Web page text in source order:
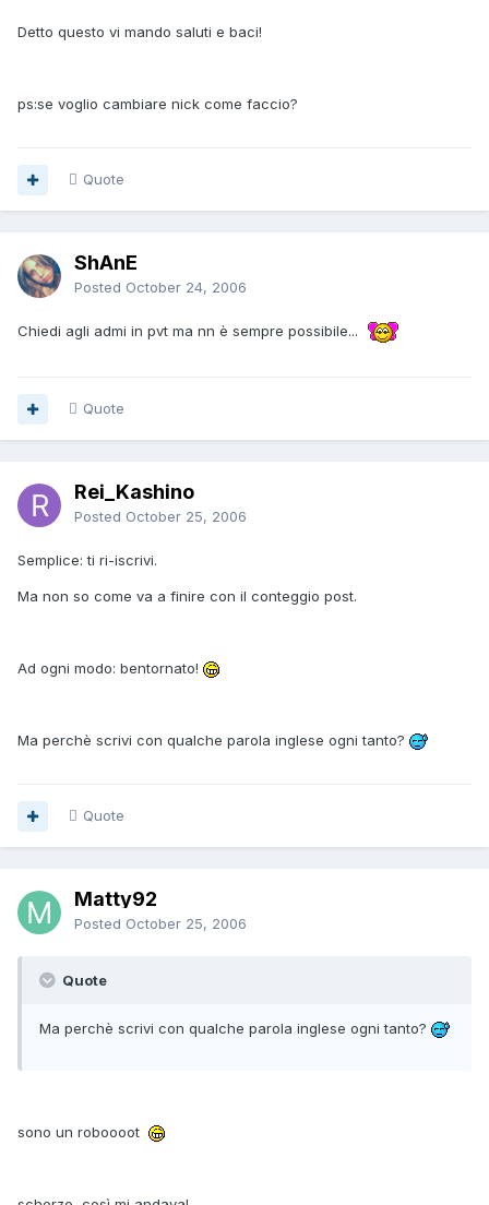
Detto questo vi mando saluti e baci!
ps:se voglio cambiare nick come faccio?
Quote
ShAnE
Posted October 24, 2006
Chiedi agli admi in pvt ma nn è sempre possibile...
Quote
Rei_Kashino
Posted October 25, 2006
Semplice: ti ri-iscrivi.
Ma non so come va a finire con il conteggio post.
Ad ogni modo: bentornato!
Ma perchè scrivi con qualche parola inglese ogni tanto?
Quote
Matty92
Posted October 25, 2006
Quote
Ma perchè scrivi con qualche parola inglese ogni tanto?
sono un roboooot